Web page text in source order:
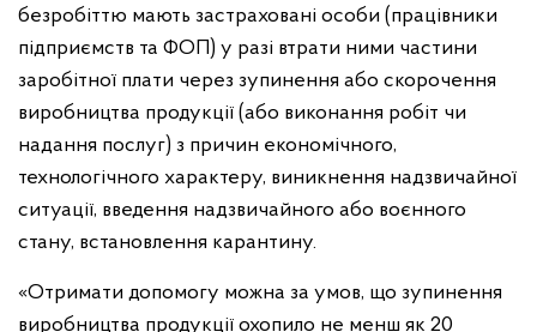
безробіттю мають застраховані особи (працівники
підприємств та ФОП) у разі втрати ними частини
заробітної плати через зупинення або скорочення
виробництва продукції (або виконання робіт чи
надання послуг) з причин економічного,
технологічного характеру, виникнення надзвичайної
ситуації, введення надзвичайного або воєнного
стану, встановлення карантину.
«Отримати допомогу можна за умов, що зупинення
виробництва продукції охопило не менш як 20